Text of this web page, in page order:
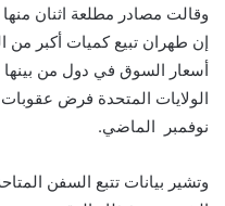
وقالت مصادر مطلعة اثنان منها
إن طهران تبيع كميات أكبر من
أسعار السوق في دول من بينها
الولايات المتحدة فرض
نوفمبر الماضي.
وتشير بيانات تتبع السفن